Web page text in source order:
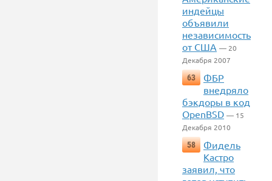
индейцы
объявили
независимость
от США — 20
Декабря 2007
63
ФБР
внедряло
бэкдоры в код
OpenBSD — 15
Декабря 2010
58
Фидель
Кастро
заявил, что